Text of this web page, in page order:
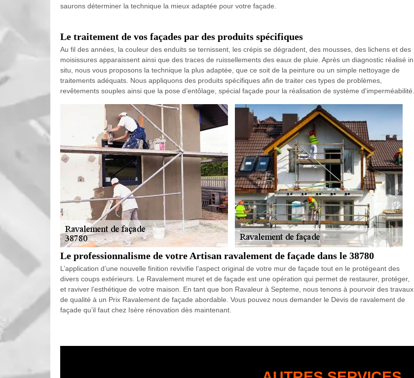
saurons déterminer la technique la mieux adaptée pour votre façade.
Le traitement de vos façades par des produits spécifiques
Au fil des années, la couleur des enduits se ternissent, les crépis se dégradent, des mousses, des lichens et des
moisissures apparaissent ainsi que des traces de ruissellements des eaux de pluie. Après un diagnostic réalisé in
situ, nous vous proposons la technique la plus adaptée, que ce soit de la peinture ou un simple nettoyage de
traitements adéquats. Nous appliquons des produits spécifiques afin de traiter ces types de problèmes,
revêtements souples ainsi que la pose d’entôlage, spécial façade pour la réalisation de système d'imperméabilité.
Le professionnalisme de votre Artisan ravalement de façade dans le 38780
L’application d’une nouvelle finition revivifie l’aspect original de votre mur de façade tout en le protégeant des
divers coups extérieurs. Le Ravalement muret et de façade est une opération qui permet de restaurer, protéger,
et raviver l’esthétique de votre maison. En tant que bon Ravaleur à Septeme, nous tenons à pourvoir des travaux
de qualité à un Prix Ravalement de façade abordable. Vous pouvez nous demander le Devis de ravalement de
façade qu’il faut chez Isère rénovation dès maintenant.
matériau du mur extérieur concerné. La mise en propreté profonde élimine totalement toutes saletés, moisissures